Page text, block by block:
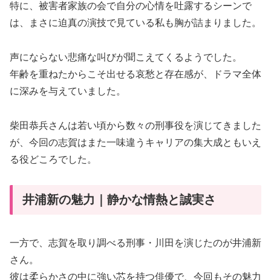
特に、被害者家族の会で自分の心情を吐露するシーンで
は、まさに迫真の演技で見ている私も胸が詰まりました。
声にならない悲痛な叫びが聞こえてくるようでした。
年齢を重ねたからこそ出せる哀愁と存在感が、ドラマ全体
に深みを与えていました。
柴田恭兵さんは若い頃から数々の刑事役を演じてきました
が、今回の志賀はまた一味違うキャリアの集大成ともいえ
る役どころでした。
井浦新の魅力｜静かな情熱と誠実さ
一方で、志賀を取り調べる刑事・川田を演じたのが井浦新
さん。
彼は柔らかさの中に強い芯を持つ俳優で、今回もその魅力